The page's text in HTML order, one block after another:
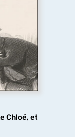
Chloé, et
populaires,
vidéo), du